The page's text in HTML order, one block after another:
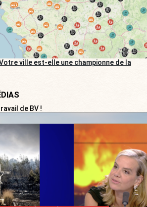
Votre ville est-elle une championne de la
de BV !